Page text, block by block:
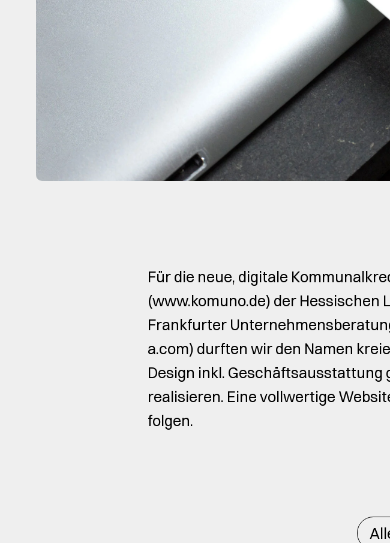
Für die neue, digitale
(www.komuno.de) der Hessischen
Frankfurter
a.com) durften wir den Namen
Design inkl. Geschäftsausstattung
realisieren. Eine vollwertige
folgen.